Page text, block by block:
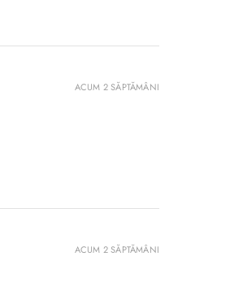
ACUM 2 SĂPTĂMÂNI
ACUM 2 SĂPTĂMÂNI